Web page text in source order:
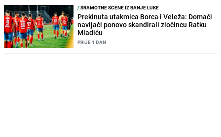
/SRAMOTNE SCENE IZ BANJE LUKE
Prekinuta utakmica Borca i Veleža: Domaći
navijači ponovo skandirali zločincu Ratku
Mladiću
PRIJE 1 DAN